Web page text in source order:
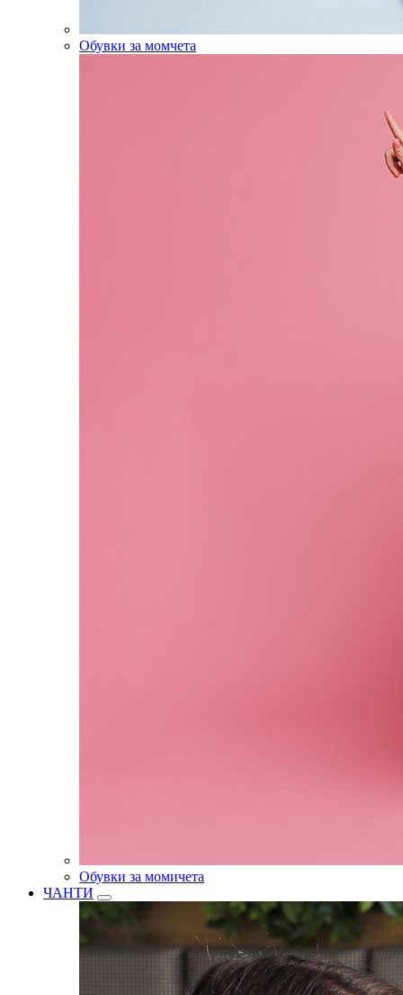
Обувки за момчета
Обувки за момичета
ЧАНТИ